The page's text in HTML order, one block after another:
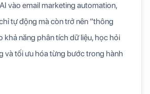
vào email marketing automation,
tự động mà còn trở nên “thông
khả năng phân tích dữ liệu, học hỏi
và tối ưu hóa từng bước trong hành